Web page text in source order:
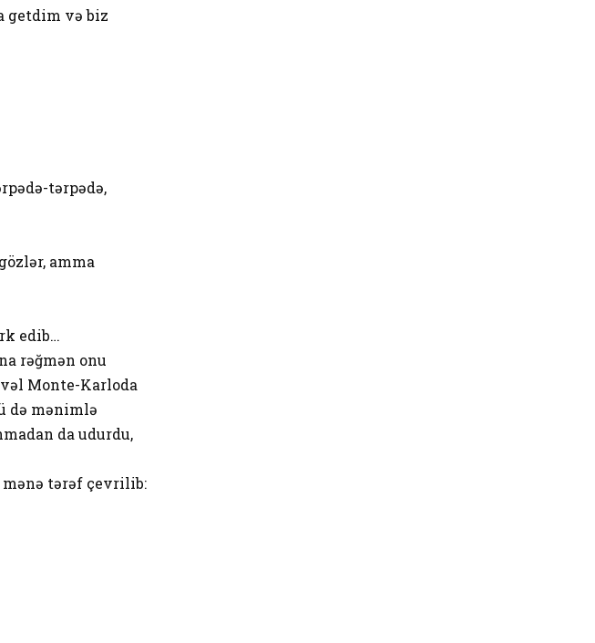
getdim və biz
tərpədə,
amma
edib…
rəğmən onu
Monte-Karloda
də mənimlə
da udurdu,
mənə tərəf çevrilib: